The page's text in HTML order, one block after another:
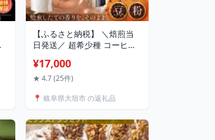
【ふるさと納税】 ＼焙煎当
日発送／ 超希少種 コーヒー
ゲシャビレッジ 農園 チャカ
ナチュラル 200g 定期便 3ヵ
琲 自家焙煎 浅煎り 高級コー
ト ギフト 焙煎幸房”そら” 岐
阜県 大垣市
¥17,000
★ 4.7 (25件)
📍 岐阜県大垣市 の返礼品